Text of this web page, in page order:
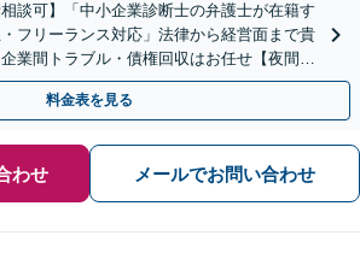
談可】「中小企業診断士の弁護士が在籍す
フリーランス対応」法律から経営面まで貴
業間トラブル・債権回収はお任せ【夜間・
対応】【淀屋橋駅・北浜駅5分】
料金表を見る
わせ メールでお問い合わせ